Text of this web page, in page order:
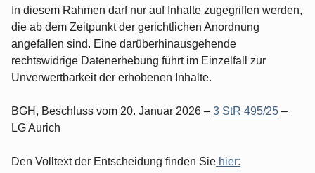
In diesem Rahmen darf nur auf Inhalte zugegriffen werden,
die ab dem Zeitpunkt der gerichtlichen Anordnung
angefallen sind. Eine darüberhinausgehende
rechtswidrige Datenerhebung führt im Einzelfall zur
Unverwertbarkeit der erhobenen Inhalte.
BGH, Beschluss vom 20. Januar 2026 – 3 StR 495/25 –
LG Aurich
Den Volltext der Entscheidung finden Sie hier: